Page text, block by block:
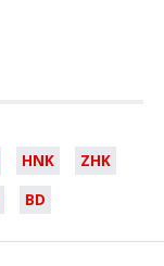
HNK
ZHK
BD